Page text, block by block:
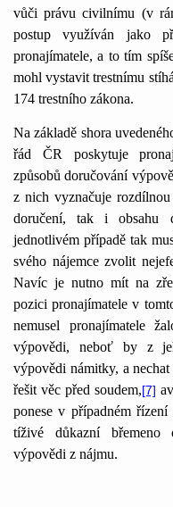
vůči právu civilnímu (v
postup využíván jako
pronajímatele, a to tím
mohl vystavit trestnímu
174 trestního zákona.
Na základě shora
řád ČR poskytuje
způsobů doručování
z nich vyznačuje
doručení, tak i obsahu
jednotlivém případě tak
svého nájemce zvolit
Navíc je nutno mít na
pozici pronajímatele v
nemusel pronajímatele
výpovědi, neboť by z
výpovědi námitky, a
řešit věc před soudem,[7]
ponese v případném
tíživé důkazní břemeno
výpovědi z nájmu.